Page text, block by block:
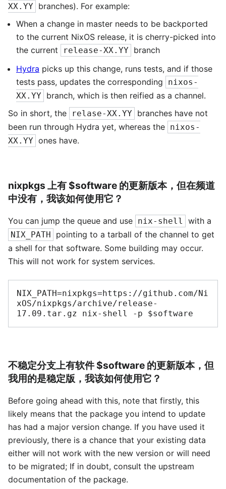
XX.YY
branches). For example:
When a change in master needs to be backported
to the current NixOS release, it is cherry-picked into
the current
release-XX.YY
branch
Hydra picks up this change, runs tests, and if those
tests pass, updates the corresponding
nixos-
XX.YY
branch, which is then reified as a channel.
So in short, the
relase-XX.YY
branches have not
been run through Hydra yet, whereas the nixos-
XX.YY ones have.
nixpkgs 上有 $software 的更新版本，但在频道
中没有，我该如何使用它？
You can jump the queue and use nix-shell with a
NIX_PATH
pointing to a tarball of the channel to get
a shell for that software. Some building may occur.
This will not work for system services.
NIX_PATH=nixpkgs=https://github.com/Ni
xOS/nixpkgs/archive/release-
17.09.tar.gz nix-shell -p $software
不稳定分支上有软件 $software 的更新版本，但
我用的是稳定版，我该如何使用它？
Before going ahead with this, note that firstly, this
likely means that the package you intend to update
has had a major version change. If you have used it
previously, there is a chance that your existing data
either will not work with the new version or will need
to be migrated; If in doubt, consult the upstream
documentation of the package.